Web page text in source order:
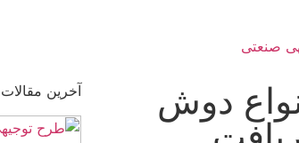
آخرین مقالات